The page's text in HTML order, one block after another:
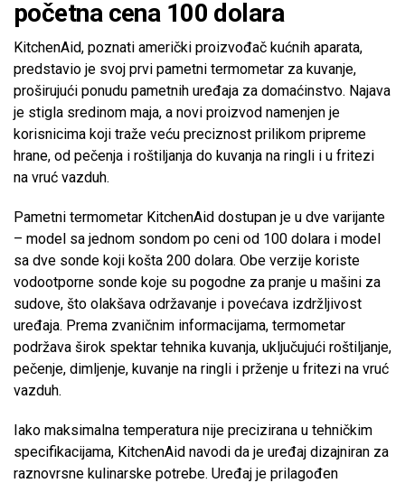
početna cena 100 dolara
KitchenAid, poznati američki proizvođač kućnih aparata,
predstavio je svoj prvi pametni termometar za kuvanje,
proširujući ponudu pametnih uređaja za domaćinstvo. Najava
je stigla sredinom maja, a novi proizvod namenjen je
korisnicima koji traže veću preciznost prilikom pripreme
hrane, od pečenja i roštiljanja do kuvanja na ringli i u fritezi
na vruć vazduh.
Pametni termometar KitchenAid dostupan je u dve varijante
– model sa jednom sondom po ceni od 100 dolara i model
sa dve sonde koji košta 200 dolara. Obe verzije koriste
vodootporne sonde koje su pogodne za pranje u mašini za
sudove, što olakšava održavanje i povećava izdržljivost
uređaja. Prema zvaničnim informacijama, termometar
podržava širok spektar tehnika kuvanja, uključujući roštiljanje,
pečenje, dimljenje, kuvanje na ringli i prženje u fritezi na vruć
vazduh.
Iako maksimalna temperatura nije precizirana u tehničkim
specifikacijama, KitchenAid navodi da je uređaj dizajniran za
raznovrsne kulinarske potrebe. Uređaj je prilagođen